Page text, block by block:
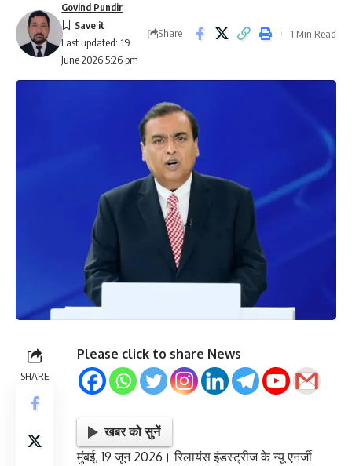
Last updated: 19
June 2026 5:26 pm
Govind Pundir
Share 1 Min Read
SHARE
Please click to share News
खबर को सुनें
मुंबई, 19 जून 2026। रिलायंस इंडस्ट्रीज के न्यू एनर्जी